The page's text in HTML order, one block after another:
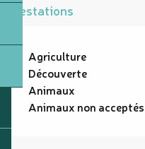
Prestations
Agriculture
Découverte
Animaux
Animaux non acceptés